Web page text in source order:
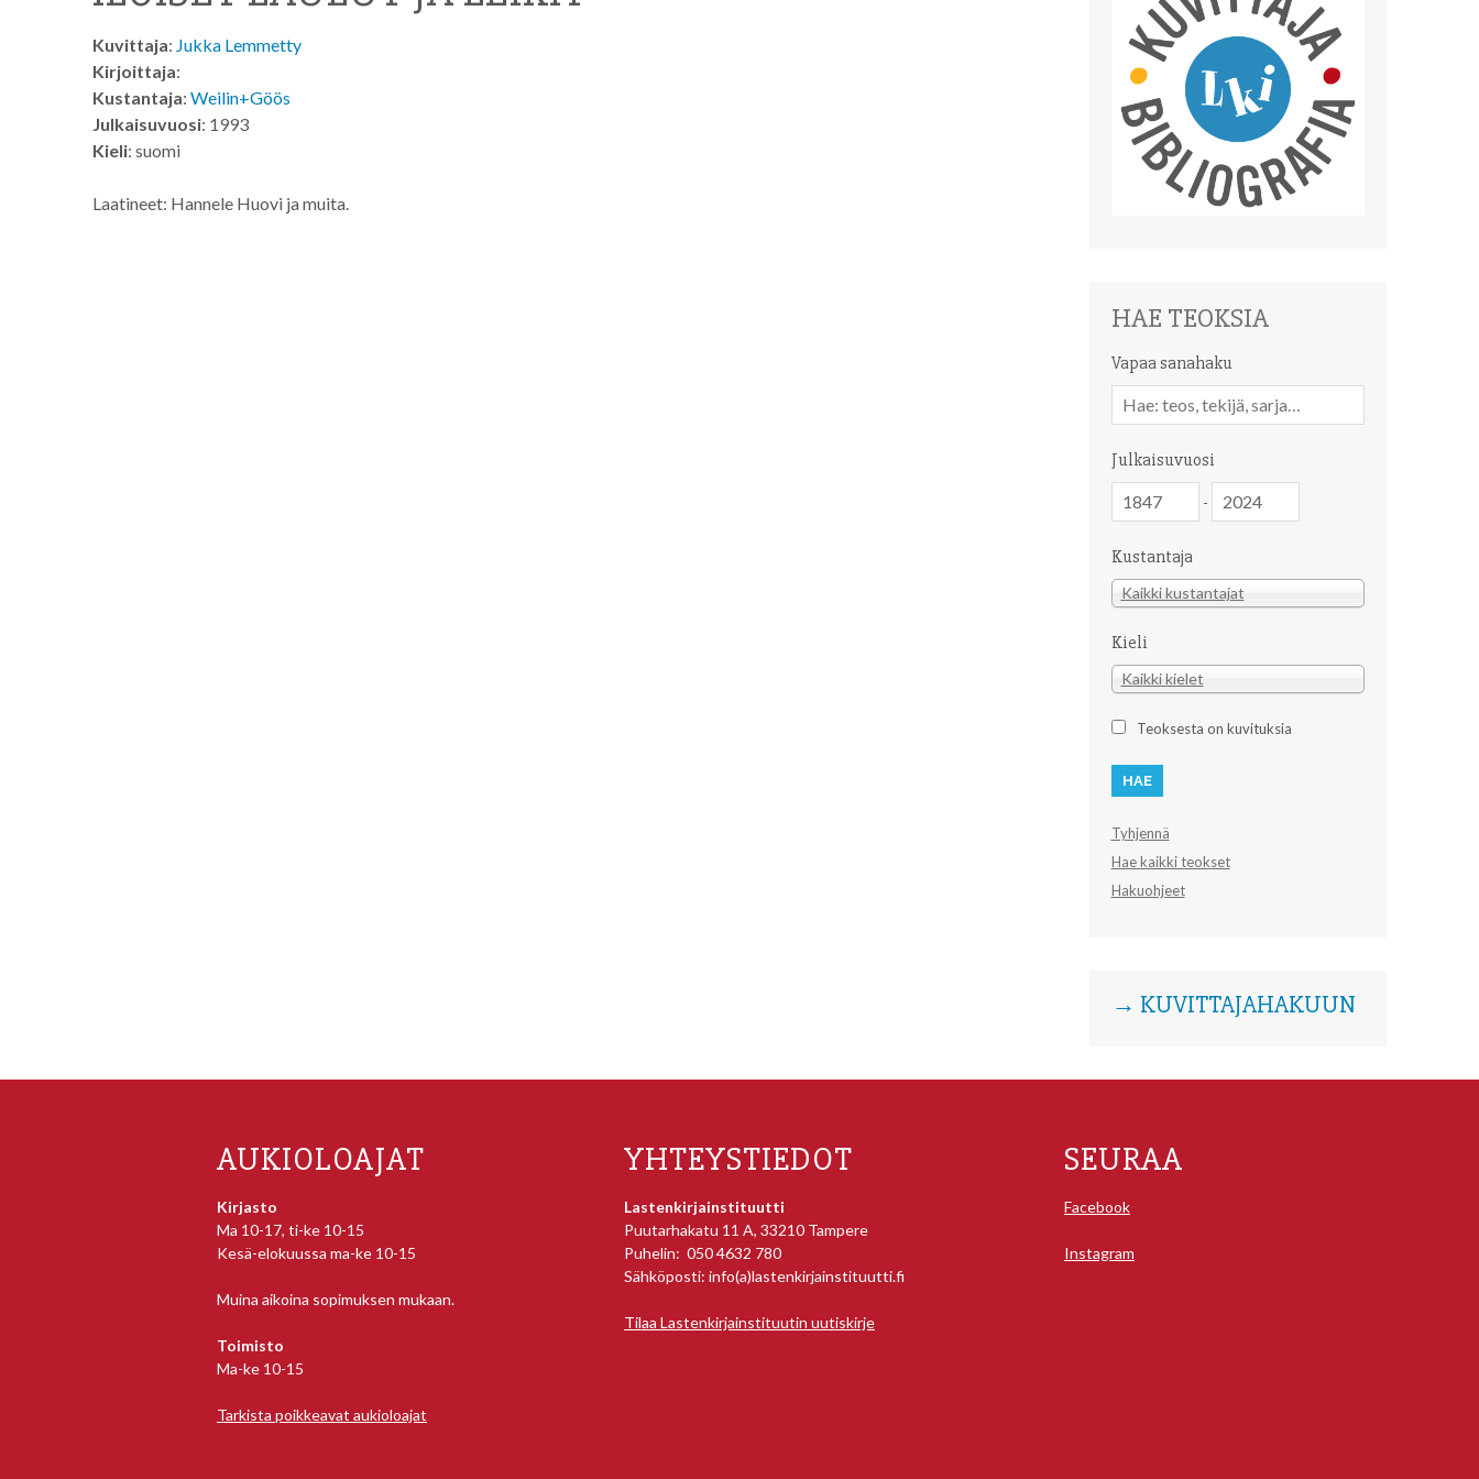
Kuvittaja: Jukka Lemmetty
Kirjoittaja:
Kustantaja: Weilin+Göös
Julkaisuvuosi: 1993
Kieli: suomi
Laatineet: Hannele Huovi ja muita.
HAE TEOKSIA
Vapaa sanahaku
sanahaku
Julkaisuvuosi
-
Kustantaja
Kustantaja
Kaikki kustantajat
Kieli
Kieli
Kaikki kielet
Teoksesta on kuvituksia
Tyhjennä
Hae kaikki teokset
Hakuohjeet
→ KUVITTAJAHAKUUN
AUKIOLOAJAT
Kirjasto
Ma 10-17, ti-ke 10-15
Kesä-elokuussa ma-ke 10-15
Muina aikoina sopimuksen mukaan.
Toimisto
Ma-ke 10-15
Tarkista poikkeavat aukioloajat
YHTEYSTIEDOT
Lastenkirjainstituutti
Puutarhakatu 11 A, 33210 Tampere
Puhelin: 050 4632 780
Sähköposti: info(a)lastenkirjainstituutti.fi
Tilaa Lastenkirjainstituutin uutiskirje
SEURAA
Facebook
Instagram